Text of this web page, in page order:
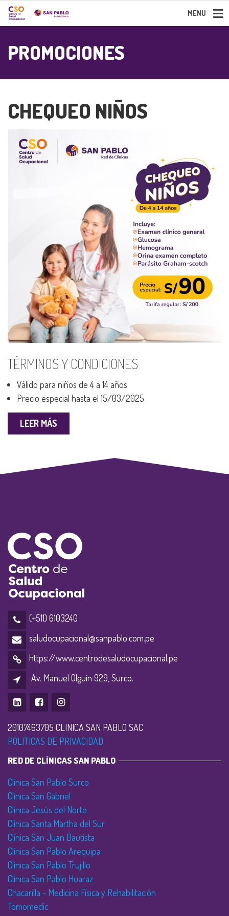
MENU
PROMOCIONES
CHEQUEO NIÑOS
TÉRMINOS Y CONDICIONES
Válido para niños de 4 a 14 años
Precio especial hasta el 15/03/2025
LEER MÁS
(+511) 6103240
saludocupacional@sanpablo.com.pe
https://www.centrodesaludocupacional.pe
Av. Manuel Olguín 929, Surco.
20107463705 CLINICA SAN PABLO SAC
POLITICAS DE PRIVACIDAD
RED DE CLÍNICAS SAN PABLO
Clínica San Pablo Surco
Clínica San Gabriel
Clínica Jesús del Norte
Clínica Santa Martha del Sur
Clínica San Juan Bautista
Clínica San Pablo Arequipa
Clínica San Pablo Trujillo
Clínica San Pablo Huaraz
Chacarilla - Medicina Física y Rehabilitación
Tomomedic